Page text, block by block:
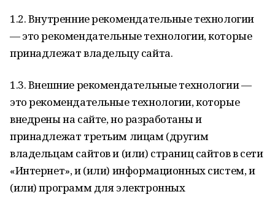
1.2. Внутренние рекомендательные технологии
— это рекомендательные технологии, которые
принадлежат владельцу сайта.
1.3. Внешние рекомендательные технологии —
это рекомендательные технологии, которые
внедрены на сайте, но разработаны и
принадлежат третьим лицам (другим
владельцам сайтов и (или) страниц сайтов в сети
«Интернет», и (или) информационных систем, и
(или) программ для электронных